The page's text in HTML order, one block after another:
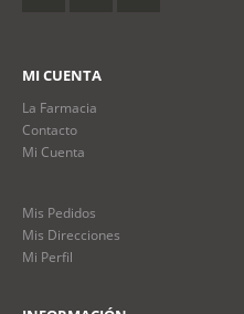
MI CUENTA
La Farmacia
Contacto
Mi Cuenta
Mis Pedidos
Mis Direcciones
Mi Perfil